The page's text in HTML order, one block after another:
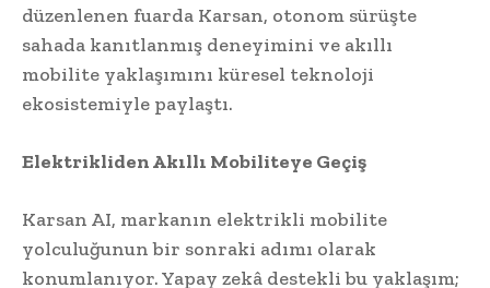
düzenlenen fuarda Karsan, otonom sürüşte
sahada kanıtlanmış deneyimini ve akıllı
mobilite yaklaşımını küresel teknoloji
ekosistemiyle paylaştı.
Elektrikliden Akıllı Mobiliteye Geçiş
Karsan AI, markanın elektrikli mobilite
yolculuğunun bir sonraki adımı olarak
konumlanıyor. Yapay zekâ destekli bu yaklaşım;